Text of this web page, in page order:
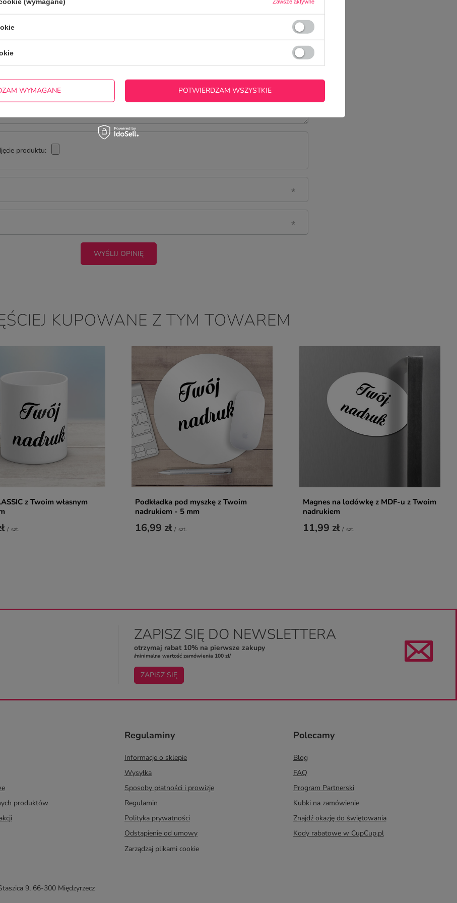
produktu:
WYŚLIJ OPINIĘ
KUPOWANE Z TYM TOWAREM
z Twoim własnym
/ szt.
Podkładka pod myszkę z Twoim
nadrukiem - 5 mm
16,99 zł / szt.
Magnes na lodówkę z MDF-u z Twoim
nadrukiem
11,99 zł / szt.
ZAPISZ SIĘ DO NEWSLETTERA
otrzymaj rabat 10% na pierwsze zakupy
/minimalna wartość zamówienia 100 zł/
ZAPISZ SIĘ
produktów
Regulaminy
Informacje o sklepie
Wysyłka
Sposoby płatności i prowizje
Regulamin
Polityka prywatności
Odstąpienie od umowy
Zarządzaj plikami cookie
Polecamy
Blog
FAQ
Program Partnerski
Kubki na zamówienie
Znajdź okazję do świętowania
Kody rabatowe w CupCup.pl
9, 66-300 Międzyrzecz
WYMAGANE POTWIERDZAM WSZYSTKIE